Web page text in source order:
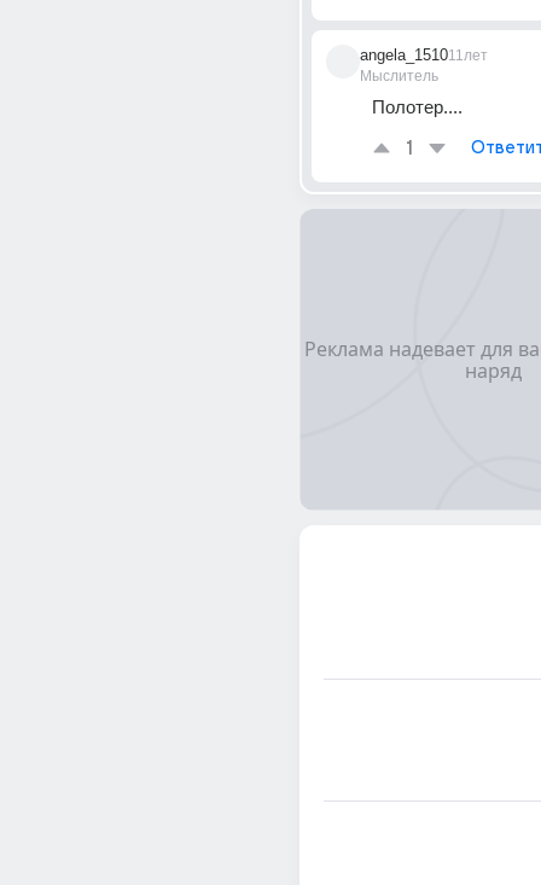
angela_1510
Мыслитель
11лет
Полотер....
1